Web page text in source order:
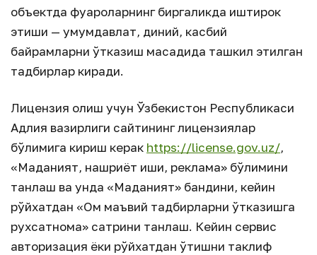
объектда фуқароларнинг биргаликда иштирок
этиши — умумдавлат, диний, касбий
байрамларни ўтказиш мақсадида ташкил этилган
тадбирлар киради.
Лицензия олиш учун Ўзбекистон Республикаси
Адлия вазирлиги сайтининг лицензиялар
бўлимига кириш керак https://license.gov.uz/,
«Маданият, нашриёт иши, реклама» бўлимини
танлаш ва унда «Маданият» бандини, кейин
рўйхатдан «Ом маъвий тадбирларни ўтказишга
рухсатнома» сатрини танлаш. Кейин сервис
авторизация ёки рўйхатдан ўтишни таклиф